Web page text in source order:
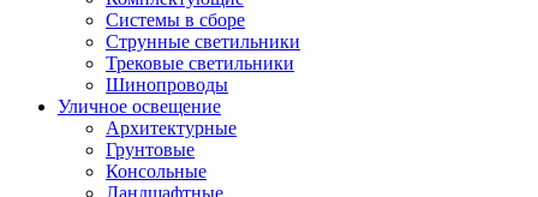
Системы в сборе
Струнные светильники
Трековые светильники
Шинопроводы
Уличное освещение
Архитектурные
Грунтовые
Консольные
Ландшафтные